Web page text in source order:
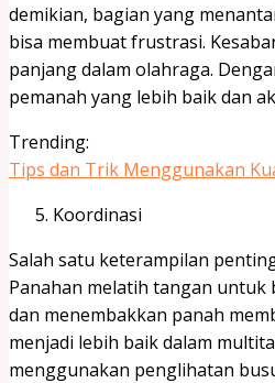
demikian, bagian yang
bisa membuat frustrasi.
panjang dalam olahraga.
pemanah yang lebih baik dan
Trending:
Tips dan Trik Menggunakan
Koordinasi
Salah satu keterampilan
Panahan melatih tangan untuk
dan menembakkan panah
menjadi lebih baik dalam
menggunakan penglihatan